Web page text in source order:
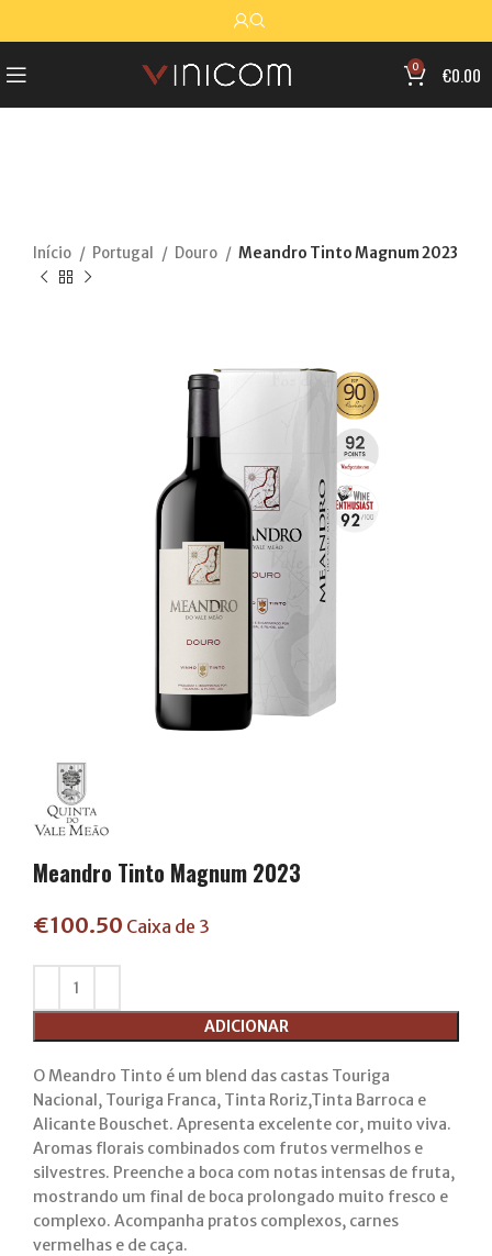
0 €0.00
Início Portugal Douro Meandro Tinto Magnum 2023
Meandro Tinto Magnum 2023
€100.50 Caixa de 3
O Meandro Tinto é um blend das castas Touriga
Nacional, Touriga Franca, Tinta Roriz,Tinta Barroca e
Alicante Bouschet. Apresenta excelente cor, muito viva.
Aromas florais combinados com frutos vermelhos e
silvestres. Preenche a boca com notas intensas de fruta,
mostrando um final de boca prolongado muito fresco e
complexo. Acompanha pratos complexos, carnes
vermelhas e de caça.
ADICIONAR